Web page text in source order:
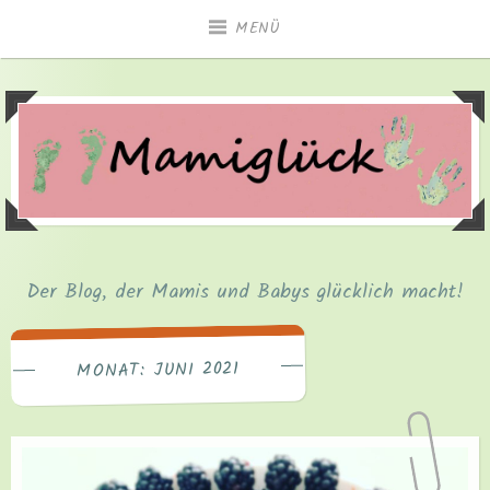
MENÜ
Der Blog, der Mamis und Babys glücklich macht!
MONAT: JUNI 2021